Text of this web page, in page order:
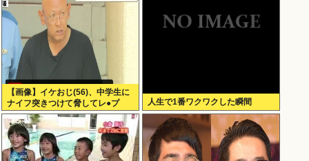
【画像】イケおじ(56)、中学生に
ナイフ突きつけて脅してレ●プ
www
人生で1番ワクワクした瞬間